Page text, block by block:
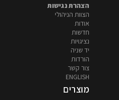
הצהרת נגישות
הצוות הניהולי
אודות
חדשות
נציגויות
יד שניה
הורדות
צור קשר
ENGLISH
מוצרים